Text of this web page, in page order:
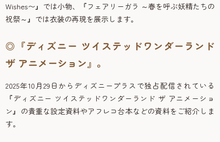
Wishes〜』では小物、『フェアリーガラ ～春を呼ぶ妖精たちの
祝祭～』では衣装の再現を展示します。
◎『ディズニー ツイステッドワンダーランド
ザ アニメーション』。
2025年10月29日からディズニープラスで独占配信されている
『ディズニー ツイステッドワンダーランド ザ アニメーショ
ン』の貴重な設定資料やアフレコ台本などの資料をご紹介しま
す。